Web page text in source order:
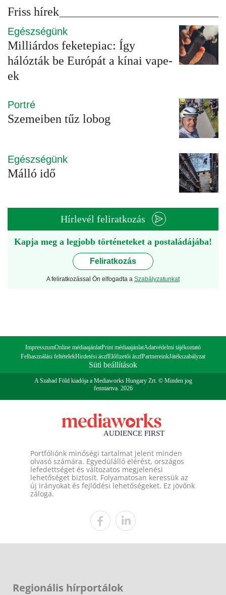
Friss hírek
Egészségünk
Milliárdos feketepiac: Így
hálózták be Európát a kínai vape-
ek
Portré
Szemeiben tűz lobog
Egészségünk
Málló idő
Hírlevél feliratkozás
Kapja meg a legjobb történeteket a postaládájába!
Feliratkozás
A feliratkozással Ön elfogadta a Szabályzatunkat
ImpresszumOnline médiaajánlatPrint médiaajánlatAdatvédelmi tájékoztató
Felhasználási feltételekHirdetési ászfElőfizetői ászfPartnereinkJátékszabályzat
Süti beállítások
A Szabad Föld kiadója a Mediaworks Hungary Zrt. © Minden jog
fenntartva. 2026
Portfóliónk minőségi tartalmat jelent minden
olvasó számára. Egyedülálló elérést, országos
lefedettséget és változatos megjelenési
lehetőséget biztosít. Folyamatosan keressük az
új irányokat és fejlődési lehetőségeket. Ez jövőnk
záloga.
Regionális hírportálok